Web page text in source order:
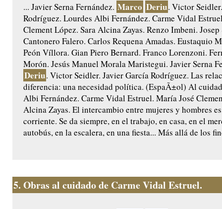
... Javier Serna Fernández. Marco Deriu. Victor
Rodríguez. Lourdes Albi Fernández. Carme Vidal
Clement López. Sara Alcina Zayas. Renzo Imbeni. Josep
Cantonero Falero. Carlos Requena Amadas. Eustaquio
Peón Víllora. Gian Piero Bernard. Franco Lorenzoni.
Morón. Jesús Manuel Morala Maristegui. Javier Serna
Deriu. Victor Seidler. Javier García Rodríguez. Las
diferencia: una necesidad política. (EspaÃ±ol) Al
Albi Fernández. Carme Vidal Estruel. María José
Alcina Zayas. El intercambio entre mujeres y hombres
corriente. Se da siempre, en el trabajo, en casa, en el
autobús, en la escalera, en una fiesta... Más allá de los
5. Obras al cuidado de Carme Vidal Estruel.